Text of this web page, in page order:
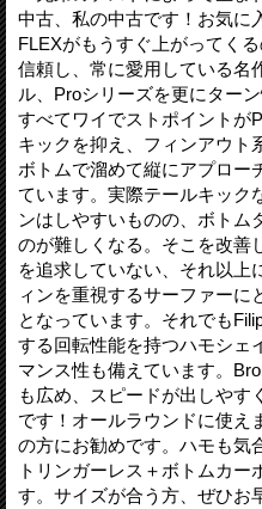
中古、私の中古です！お気に
FLEXがもうすぐ上がってく
信頼し、常に愛用している名
ル、Proシリーズを更にター
すべてワイでストポイントが
キックを抑え、フィンアウト
ボトムで溜めて縦にアプロー
ています。実際テールキック
ンはしやすいものの、ボトム
のが難しくなる。そこを改善
を追求していない、それ以上
ィンを重視するサーファーに
となっています。それでも
する回転性能を持つハモシェ
マンス性も備えています。
も広め、スピードが出しやす
です！オールラウンドに使え
の方にお勧めです。ハモも気
トリンガーレス＋ボトムカ
す。サイズが合う方、ぜひお